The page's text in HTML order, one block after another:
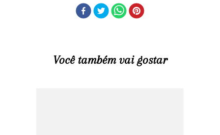
Você também vai gostar